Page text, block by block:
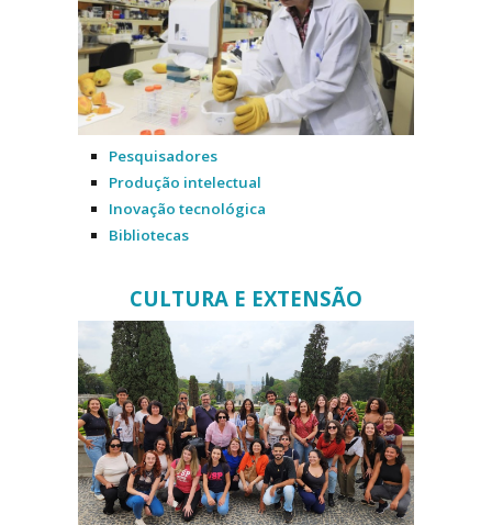
Pesquisadores
Produção intelectual
Inovação tecnológica
Bibliotecas
CULTURA E EXTENSÃO